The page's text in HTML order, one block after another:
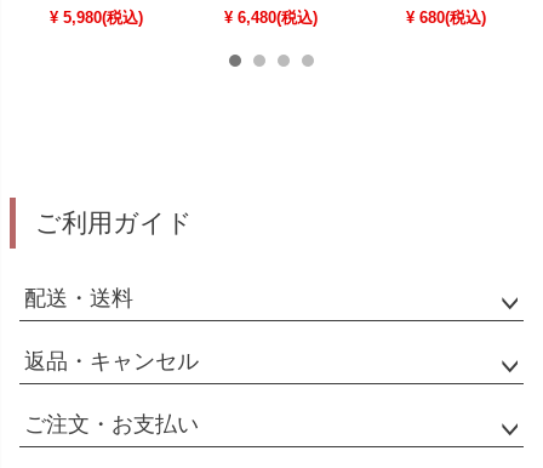
¥ 5,980(税込)
¥ 6,480(税込)
¥ 680(税込)
ご利用ガイド
配送・送料
返品・キャンセル
ご注文・お支払い